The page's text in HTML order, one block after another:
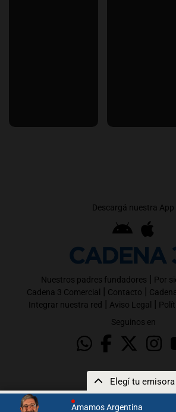
Amamos Argentina
Elegí tu emisora
Descargá nuestra App
Nuestros padres fundadores | Por
Cadena 3 Comercial | Contacto |
Integrar nuestra red | Aviso Legal |
Seguinos en